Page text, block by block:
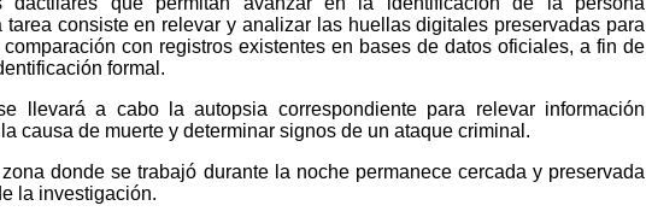
tarea consiste en relevar y analizar las huellas digitales preservadas para
con registros existentes en bases de datos oficiales, a fin de
formal.
llevará a cabo la autopsia correspondiente para relevar información
causa de muerte y determinar signos de un ataque criminal.
donde se trabajó durante la noche permanece cercada y preservada
la investigación.